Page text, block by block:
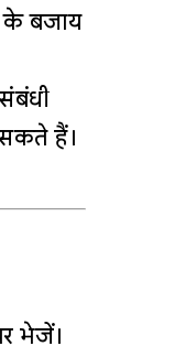
के बजाय
हैं।
भेजें।